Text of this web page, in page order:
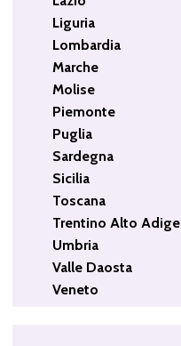
Liguria
Lombardia
Marche
Molise
Piemonte
Puglia
Sardegna
Sicilia
Toscana
Trentino Alto Adige
Umbria
Valle Daosta
Veneto